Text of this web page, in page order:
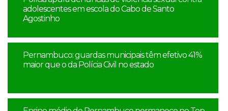
adolescentes em escola do Cabo de Santo
Agostinho
Pernambuco: guardas municipais têm efetivo 41%
maior que o da Polícia Civil no estado